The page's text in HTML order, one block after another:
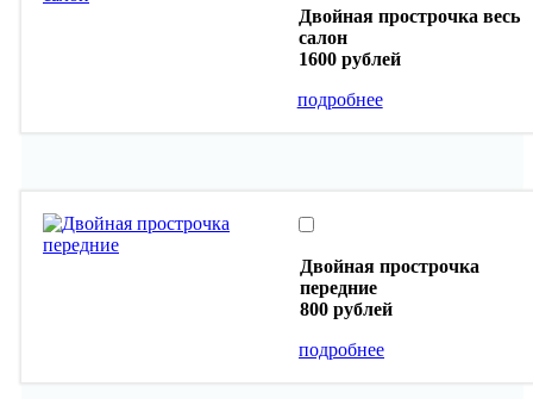
Двойная прострочка весь
салон
1600 рублей
подробнее
Двойная прострочка
передние
800 рублей
подробнее